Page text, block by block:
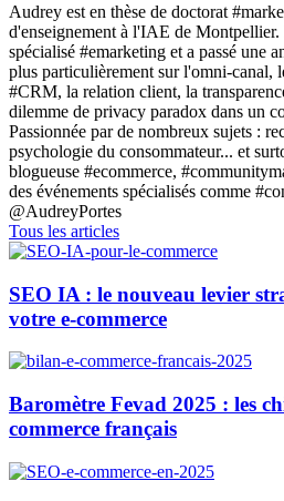
Audrey est en thèse de doctorat
d'enseignement à l'IAE de Montpellier.
spécialisé #emarketing et a passé une
plus particulièrement sur l'omni-canal,
#CRM, la relation client, la
dilemme de privacy paradox dans un
Passionnée par de nombreux sujets :
psychologie du consommateur... et
blogueuse #ecommerce,
des événements spécialisés comme
@AudreyPortes
Tous les articles
SEO IA : le nouveau levier
votre e-commerce
Baromètre Fevad 2025 : les
commerce français